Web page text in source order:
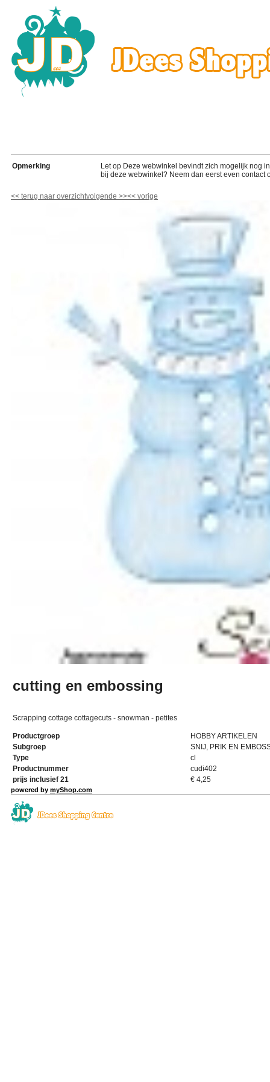
Opmerking
Let op Deze webwinkel bevindt zich mogelijk nog
bij deze webwinkel? Neem dan eerst even contact
<< terug naar overzichtvolgende >><< vorige
cutting en embossing
Scrapping cottage cottagecuts - snowman - petites
Productgroep
HOBBY ARTIKELEN
Subgroep
SNIJ, PRIK EN
Type
cl
Productnummer
cudi402
prijs inclusief 21
€ 4,25
powered by myShop.com